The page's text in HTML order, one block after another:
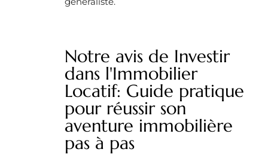
Notre avis de Investir
dans l'Immobilier
Locatif: Guide pratique
pour réussir son
aventure immobilière
pas à pas